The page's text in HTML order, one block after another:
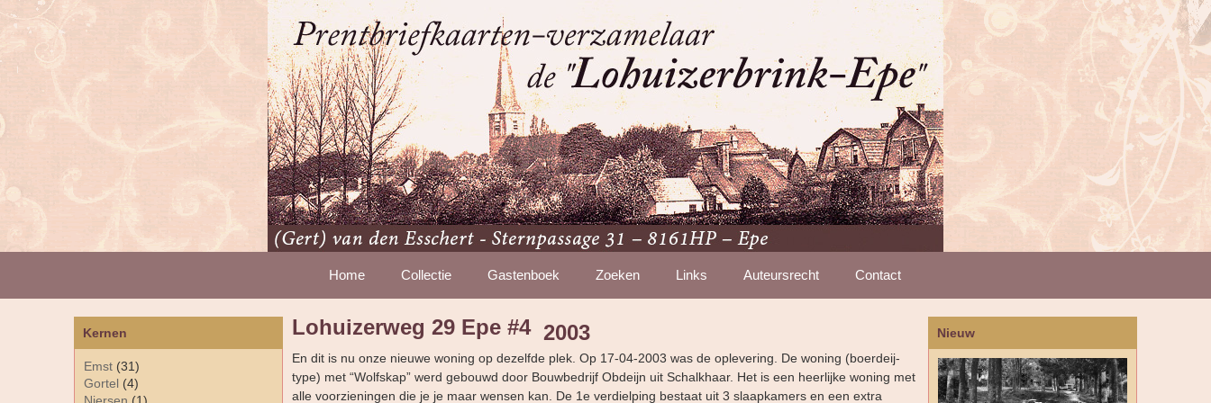
Home Collectie Gastenboek Zoeken Links Auteursrecht Contact
Kernen
Emst (31)
Gortel (4)
Lohuizerweg 29 Epe #4 2003
En dit is nu onze nieuwe woning op dezelfde plek. Op 17-04-2003 was de oplevering. De woning (boerdeij-
type) met “Wolfskap” werd gebouwd door Bouwbedrijf Obdeijn uit Schalkhaar. Het is een heerlijke woning met
alle voorzieningen die je je maar wensen kan. De 1e verdielping bestaat uit 3 slaapkamers en een extra
Nieuw